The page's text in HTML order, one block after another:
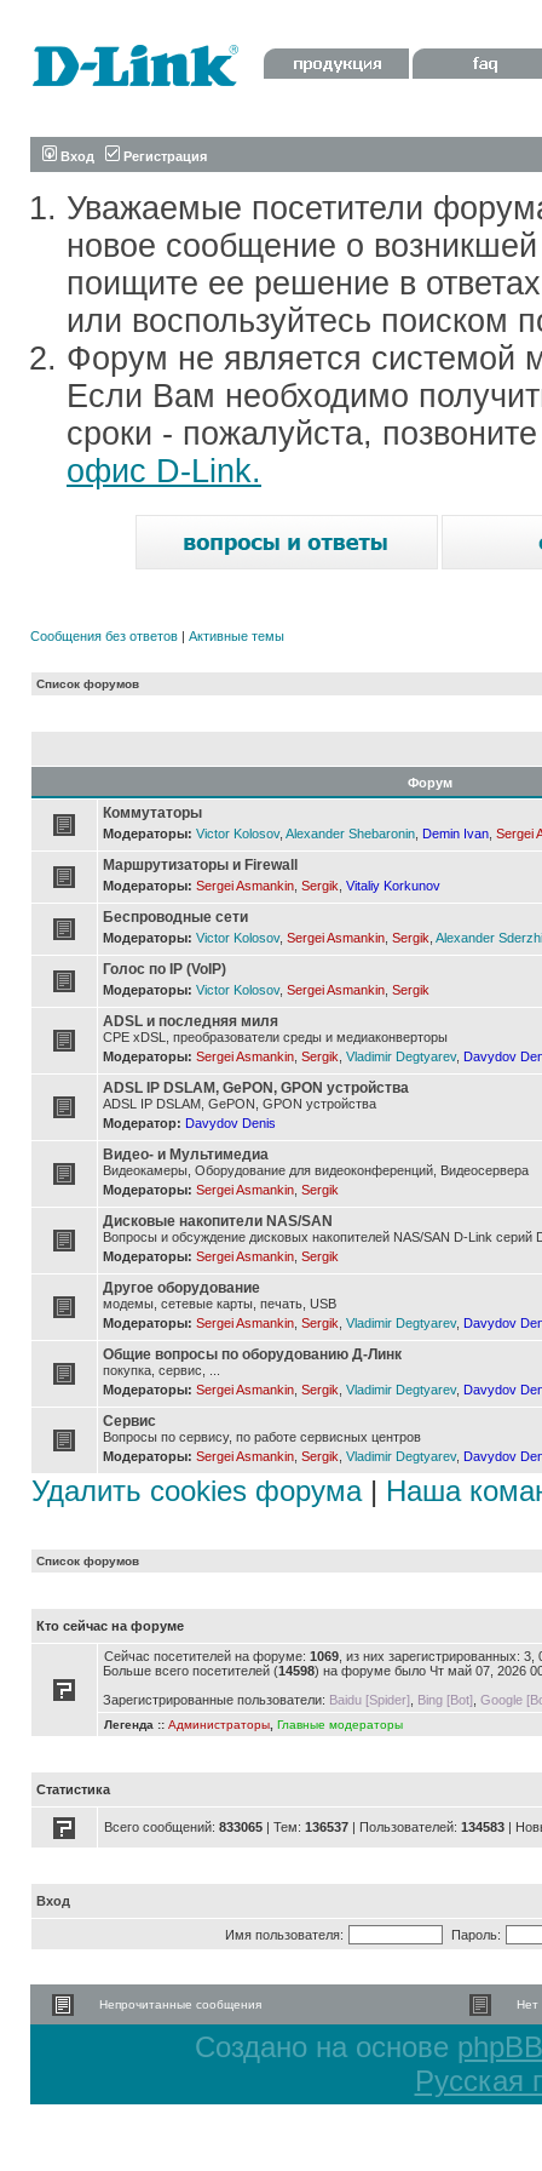
Вход Регистрация
Уважаемые посетители
новое сообщение о
поищите ее решение в
или воспользуйтесь поиском
Форум не является системой
Если Вам необходимо
сроки - пожалуйста,
офис D-Link.
Сообщения без ответов | Активные темы
Список форумов
Форум
Коммутаторы
Модераторы: Victor Kolosov, Alexander Shebaronin Demin Ivan Sergei
Маршрутизаторы и Firewall
Модераторы: Sergei Asmankin Sergik Vitaliy Korkunov
Беспроводные сети
Модераторы: Victor Kolosov, Sergei Asmankin Sergik Alexander
Голос по IP (VoIP)
Модераторы: Victor Kolosov, Sergei Asmankin Sergik
ADSL и последняя миля
CPE xDSL, преобразователи среды и медиаконверторы
Модераторы: Sergei Asmankin Sergik Vladimir Degtyarev, Davydov
ADSL IP DSLAM, GePON, GPON устройства
ADSL IP DSLAM, GePON, GPON устройства
Модератор: Davydov Denis
Видео- и Мультимедиа
Видеокамеры, Оборудование для видеоконференций, Видеосервера
Модераторы: Sergei Asmankin Sergik
Дисковые накопители NAS/SAN
Вопросы и обсуждение дисковых накопителей NAS/SAN D-Link серий
Модераторы: Sergei Asmankin Sergik
Другое оборудование
модемы, сетевые карты, печать, USB
Модераторы: Sergei Asmankin Sergik Vladimir Degtyarev, Davydov
Общие вопросы по оборудованию Д-Линк
покупка, сервис, ...
Модераторы: Sergei Asmankin Sergik Vladimir Degtyarev, Davydov
Сервис
Вопросы по сервису, по работе сервисных центров
Модераторы: Sergei Asmankin Sergik Vladimir Degtyarev, Davydov
Удалить cookies форума| Наша
Список форумов
Кто сейчас на форуме
Сейчас посетителей на форуме: 1069 , из них зарегистрированных:
Больше всего посетителей (14598) на форуме было Чт май 07, 2026
Зарегистрированные пользователи: Baidu [Spider] Bing [Bot] Google
Легенда :: Администраторы Главные модераторы
Статистика
Всего сообщений: 833065 | Тем: 136537 | Пользователей: 134583 |
Вход
Имя пользователя: Пароль:
Непрочитанные сообщения Нет
Создано на основе phpBB
Русская